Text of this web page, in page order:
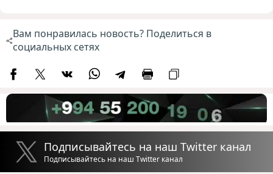
Вам понравилась новость? Поделиться в
социальных сетях
Подписывайтесь на наш Twitter канал
Подписывайтесь на наш Twitter канал